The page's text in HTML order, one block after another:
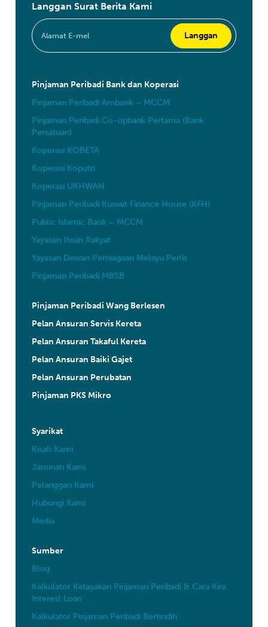
Langgan Surat Berita Kami
Pinjaman Peribadi Bank dan Koperasi
Pinjaman Peribadi Ambank – MCCM
Pinjaman Peribadi Co-opbank Pertama (Bank
Persatuan)
Koperasi KOBETA
Koperasi Koputri
Koperasi UKHWAH
Pinjaman Peribadi Kuwait Finance House (KFH)
Public Islamic Bank – MCCM
Yayasan Ihsan Rakyat
Yayasan Dewan Perniagaan Melayu Perlis
Pinjaman Peribadi MBSB
Syarikat
Kisah Kami
Jaminan Kami
Pelanggan Kami
Hubungi Kami
Media
Pinjaman Peribadi Wang Berlesen
Pelan Ansuran Servis Kereta
Pelan Ansuran Takaful Kereta
Pelan Ansuran Baiki Gajet
Pelan Ansuran Perubatan
Pinjaman PKS Mikro
Sumber
Blog
Kalkulator Kelayakan Pinjaman Peribadi & Cara Kira
Interest Loan
Kalkulator Pinjaman Peribadi Bertindih